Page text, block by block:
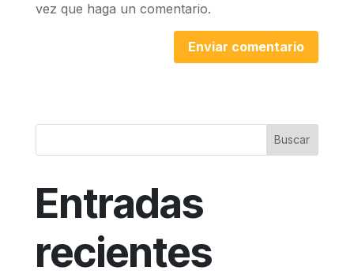
vez que haga un comentario.
Buscar
Entradas
recientes